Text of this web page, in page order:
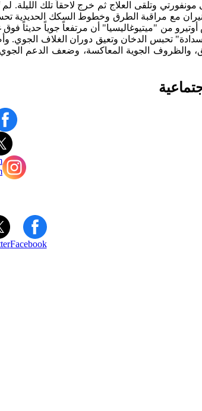
مع مراقبة الطرق وخطوط السكك الحديدية
من "ميتيوغاليسيا" أن مرتفعاً جوياً حديثاً
تحبس الدخان وتعيق دوران الغلاف
والظروف الجوية المعاكسة، وضعف الدعم
Facebook